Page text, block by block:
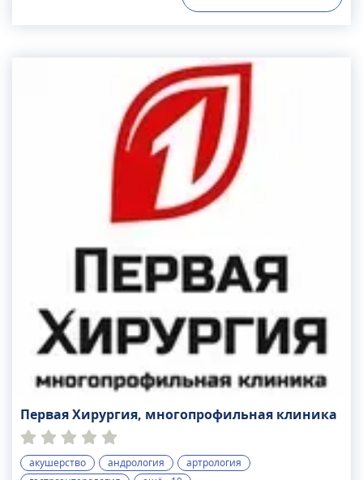
Первая Хирургия, многопрофильная клиника
акушерство андрология
артрология